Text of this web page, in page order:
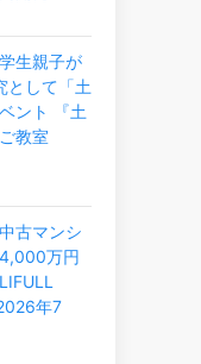
生親子が
として「土
ント 『土
教室
古マンシ
万円
年7